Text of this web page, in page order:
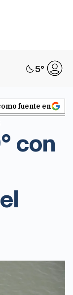
5°
fuente en
con